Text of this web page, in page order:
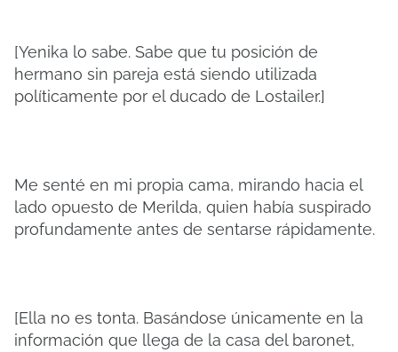
[Yenika lo sabe. Sabe que tu posición de
hermano sin pareja está siendo utilizada
políticamente por el ducado de Lostailer.]
Me senté en mi propia cama, mirando hacia el
lado opuesto de Merilda, quien había suspirado
profundamente antes de sentarse rápidamente.
[Ella no es tonta. Basándose únicamente en la
información que llega de la casa del baronet,